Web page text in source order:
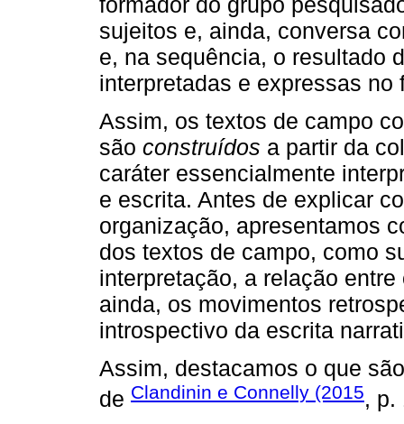
sujeitos e, ainda, conversa
e, na sequência, o resultado
interpretadas e expressas no
Assim, os textos de campo
são construídos a partir da
caráter essencialmente
e escrita. Antes de explicar
organização, apresentamos
dos textos de campo, como
interpretação, a relação
ainda, os movimentos
introspectivo da escrita
Assim, destacamos o que
de Clandinin e Connelly (2015, p.